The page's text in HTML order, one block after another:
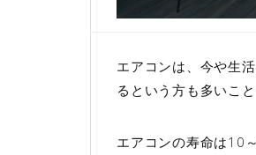
エアコンは、今や生
るという方も多いこと
エアコンの寿命は10